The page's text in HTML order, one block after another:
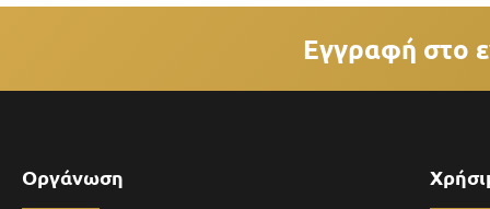
Εγγραφή στο
Οργάνωση